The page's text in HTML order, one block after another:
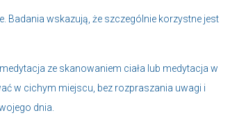
wskazują, że szczególnie korzystne jest
ze skanowaniem ciała lub medytacja w
w cichym miejscu, bez rozpraszania uwagi i
dnia.